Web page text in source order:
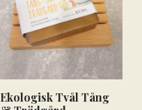
Ekologisk Tvål Tång